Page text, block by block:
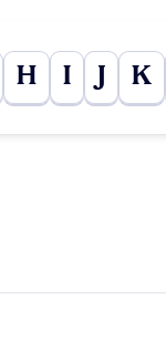
H I J K